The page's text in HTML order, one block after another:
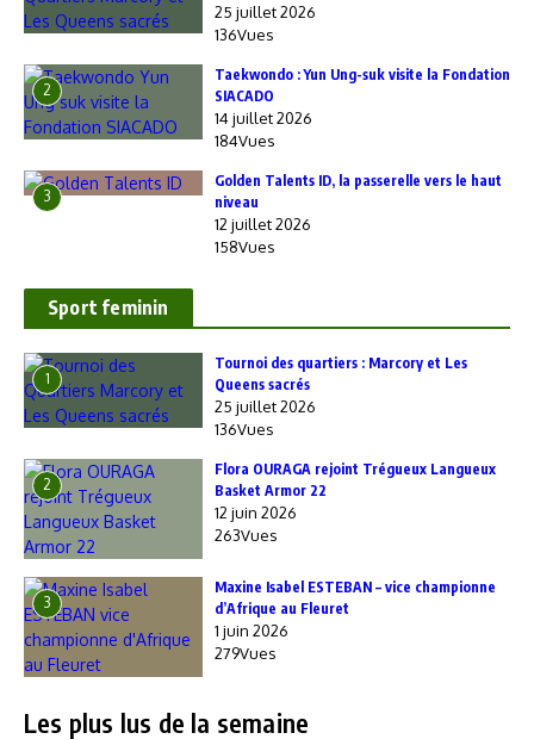
25 juillet 2026
136Vues
2
Taekwondo : Yun Ung-suk visite la Fondation
SIACADO
14 juillet 2026
184Vues
3
Golden Talents ID, la passerelle vers le haut
niveau
12 juillet 2026
158Vues
Sport feminin
1
‎Tournoi des quartiers : Marcory et Les
Queens sacrés
25 juillet 2026
136Vues
2
Flora OURAGA rejoint Trégueux Langueux
Basket Armor 22
12 juin 2026
263Vues
3
Maxine Isabel ESTEBAN – vice championne
d’Afrique au Fleuret
1 juin 2026
279Vues
Les plus lus de la semaine